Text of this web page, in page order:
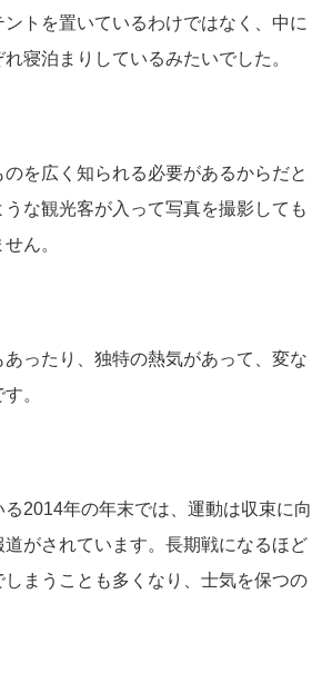
トを置いているわけではなく、中に
寝泊まりしているみたいでした。
を広く知られる必要があるからだと
な観光客が入って写真を撮影しても
ん。
ったり、独特の熱気があって、変な
。
2014年の年末では、運動は収束に向
がされています。長期戦になるほど
まうことも多くなり、士気を保つの